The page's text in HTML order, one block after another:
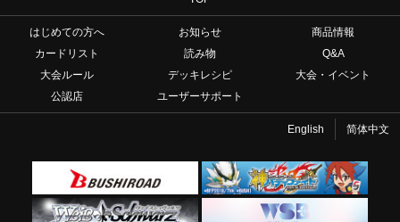
はじめての方へ お知らせ
商品情報
カードリスト
読み物
Q&A
大会ルール
デッキレシピ
大会・イベント
公認店
ユーザーサポート
English 简体中文